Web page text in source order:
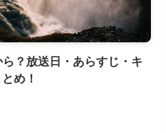
？放送日・あらすじ・キ
め！